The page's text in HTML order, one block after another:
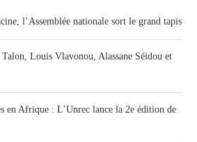
l’Assemblée nationale sort le grand tapis
Louis Vlavonou, Alassane Séidou et
en Afrique : L’Unrec lance la 2e édition de